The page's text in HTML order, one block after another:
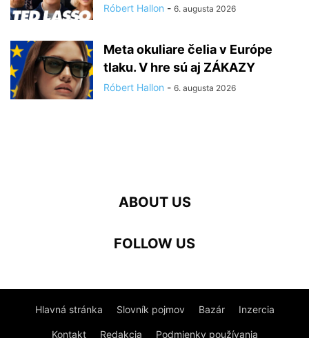
Róbert Hallon - 6. augusta 2026
Meta okuliare čelia v Európe
tlaku. V hre sú aj ZÁKAZY
Róbert Hallon - 6. augusta 2026
ABOUT US
FOLLOW US
Hlavná stránka Slovník pojmov Bazár Inzercia
Kontakt Redakcia Podmienky používania